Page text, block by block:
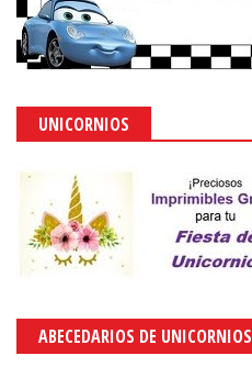
UNICORNIOS
ABECEDARIOS DE UNICORNIOS